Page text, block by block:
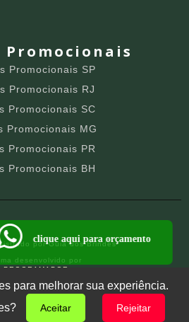
Promocionais
Promocionais SP
Promocionais RJ
Promocionais SC
Promocionais MG
Promocionais PR
Promocionais BH
porGuia dos Brindes
desenvolvido por
PROGRAMADOR
clique aqui para orçamento
para melhorar sua experiência.
Aceitar Rejeitar